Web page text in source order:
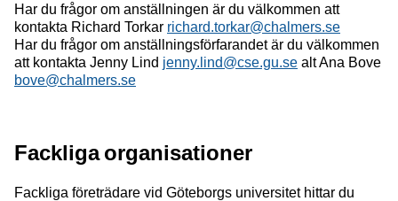
Har du frågor om anställningen är du välkommen att
kontakta Richard Torkar richard.torkar@chalmers.se
Har du frågor om anställningsförfarandet är du välkommen
att kontakta Jenny Lind jenny.lind@cse.gu.se alt Ana Bove
bove@chalmers.se
Fackliga organisationer
Fackliga företrädare vid Göteborgs universitet hittar du